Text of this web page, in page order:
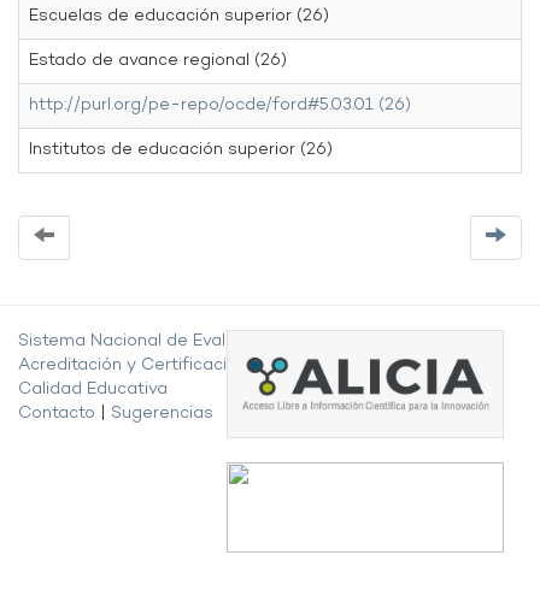
Escuelas de educación superior (26)
Estado de avance regional (26)
http://purl.org/pe-repo/ocde/ford#5.03.01 (26)
Institutos de educación superior (26)
Sistema Nacional de Evaluación,
Acreditación y Certificación de la
Calidad Educativa
Contacto
Sugerencias